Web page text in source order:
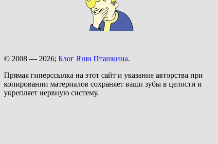
© 2008 — 2026; Блог Яши Пташкина.
Прямая гиперссылка на этот сайт и указание авторства при
копировании материалов сохраняет ваши зубы в целости и
укрепляет нервную систему.